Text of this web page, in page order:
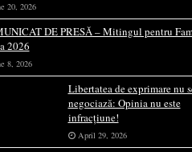
20, 2026
DE PRESĂ – Mitingul pentru
2026
8, 2026
Libertatea de exprimare nu
negociază: Opinia nu este
infracțiune!
April 29, 2026